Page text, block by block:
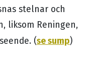
stelnar och
liksom Reningen,
(se sump)